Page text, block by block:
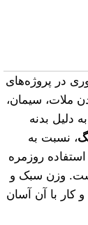
در پروژه‌های
ملات، سیمان،
دلیل بدنه
، نسبت به
روزمره
وزن سبک و
کار با آن آسان